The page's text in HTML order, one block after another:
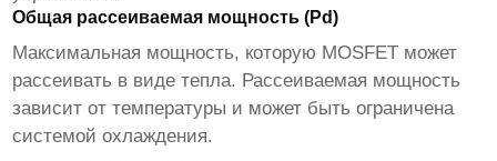
Общая рассеиваемая мощность (Pd)
Максимальная мощность, которую MOSFET может
рассеивать в виде тепла. Рассеиваемая мощность
зависит от температуры и может быть ограничена
системой охлаждения.